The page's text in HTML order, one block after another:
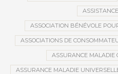
ASSOCIATION BÉNÉVOLE
ASSOCIATIONS DE
ASSURANCE MALADIE
ASSURANCE MALADIE